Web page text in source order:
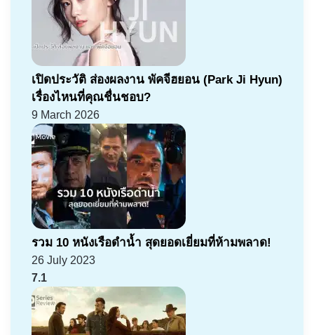
เปิดประวัติ ส่องผลงาน พัคจีฮยอน (Park Ji Hyun)
เรื่องไหนที่คุณชื่นชอบ?
9 March 2026
รวม 10 หนังเรือดำน้ำ สุดยอดเยี่ยมที่ห้ามพลาด!
26 July 2023
7.1